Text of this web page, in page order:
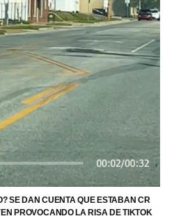
SE DAN CUENTA QUE ESTABAN CR
PROVOCANDO LA RISA DE TIKTOK